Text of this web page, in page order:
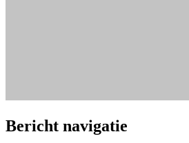
Bericht navigatie